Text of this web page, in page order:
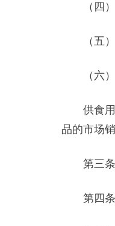
（四）
（五）
（六）
供食用的
品的市场
第三条
第四条